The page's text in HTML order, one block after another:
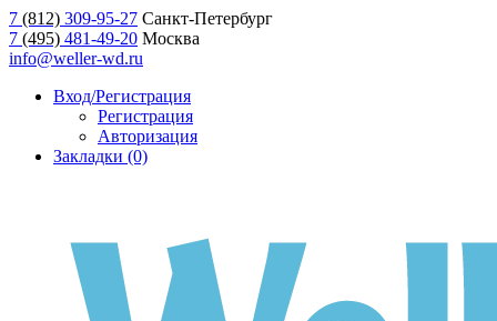
7 (812) 309-95-27 Санкт-Петербург
7 (495) 481-49-20 Москва
info@weller-wd.ru
Вход/Регистрация
Регистрация
Авторизация
Закладки (0)